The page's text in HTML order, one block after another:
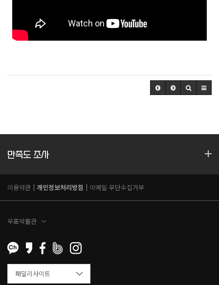
만족도 조사
이용약관 개인정보처리방침 이메일 무단수집거부
우표박물관